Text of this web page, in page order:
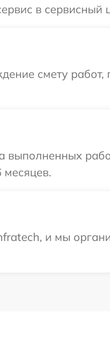
в сервисный
смету
выполненных
и мы